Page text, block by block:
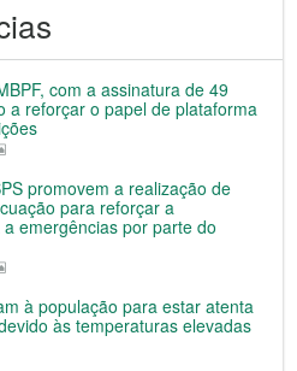
com a assinatura de 49
a reforçar o papel de plataforma
promovem a realização de
para reforçar a
emergências por parte do
à população para estar atenta
às temperaturas elevadas